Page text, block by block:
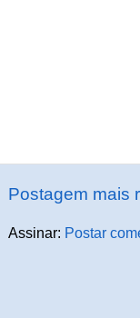
Postagem mais
Assinar: Postar